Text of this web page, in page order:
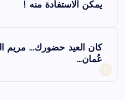
ص
ح
يمكن الاستفادة منه !
كان العيد حضورك… مريم
عُمان…